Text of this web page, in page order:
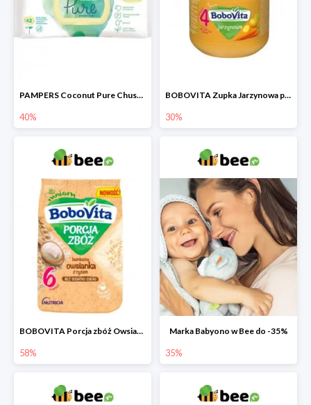
PAMPERS Coconut Pure Chusteczki nawilżające dla dzieci
40%
BOBOVITA Zupka Jarzynowa po 4 miesiącu
30%
BOBOVITA Porcja zbóż Owsianka bezmleczna z ryżem
58%
Marka Babyono w Bee do -35%
35%